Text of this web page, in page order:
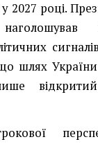
2027 році.
шлях